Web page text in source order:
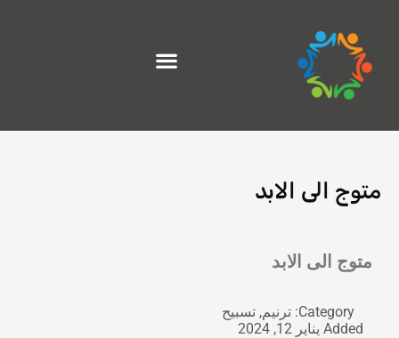
المحتوى
متوج الى الابد
متوج الى الابد
Category: ترنيم, تسبيح
Added يناير 12, 2024